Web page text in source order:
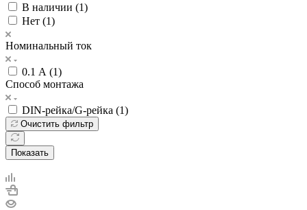
В наличии (1)
Нет (1)
Номинальный ток
0.1 А (1)
Способ монтажа
DIN-рейка/G-рейка (1)
Очистить фильтр
Показать